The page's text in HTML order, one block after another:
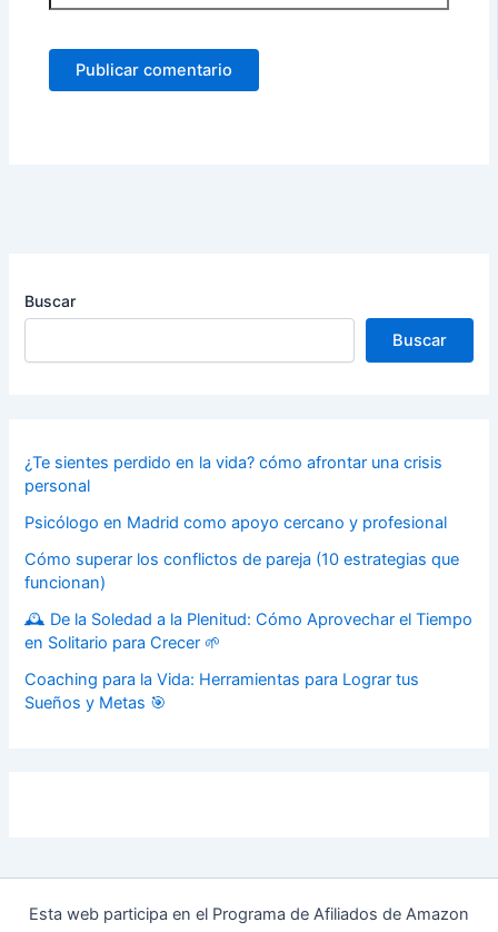
Buscar
Buscar
¿Te sientes perdido en la vida? cómo afrontar una crisis
personal
Psicólogo en Madrid como apoyo cercano y profesional
Cómo superar los conflictos de pareja (10 estrategias que
funcionan)
🕰️ De la Soledad a la Plenitud: Cómo Aprovechar el Tiempo
en Solitario para Crecer 🌱
Coaching para la Vida: Herramientas para Lograr tus
Sueños y Metas 🎯
Esta web participa en el Programa de Afiliados de Amazon